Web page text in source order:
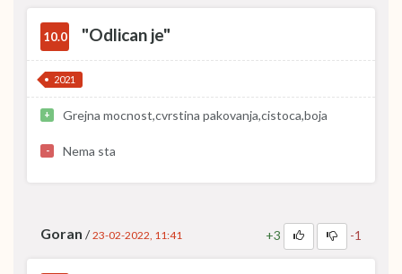
10.0 "Odlican je"
2021
+ Grejna mocnost,cvrstina pakovanja,cistoca,boja
- Nema sta
Goran / 23-02-2022, 11:41 +3 -1